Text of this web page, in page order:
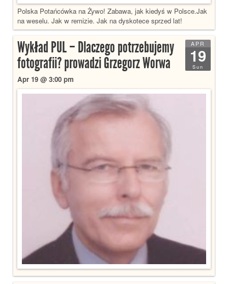
Polska Potańcówka na Żywo! Zabawa, jak kiedyś w Polsce.Jak
na weselu. Jak w remizie. Jak na dyskotece sprzed lat!
APR
19
Sun
Wykład PUL – Dlaczego potrzebujemy
fotografii? prowadzi Grzegorz Worwa
Apr 19 @ 3:00 pm